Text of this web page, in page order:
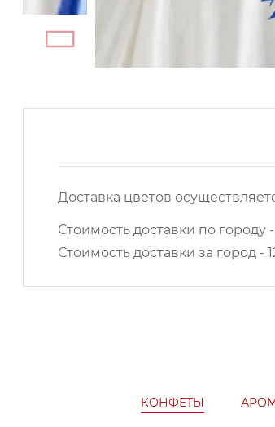
Доставка цветов
Стоимость доставки по городу
Стоимость доставки за город -
КОНФЕТЫ